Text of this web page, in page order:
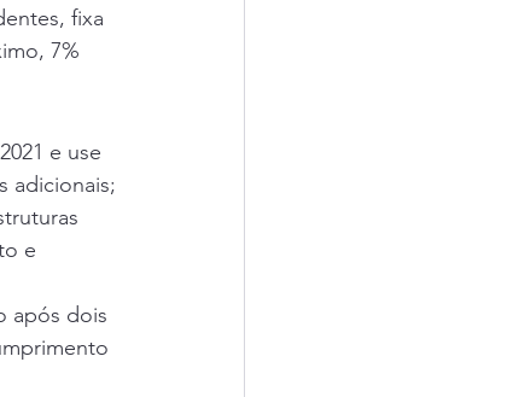
fixa
7%
e use
adicionais;
e
após dois